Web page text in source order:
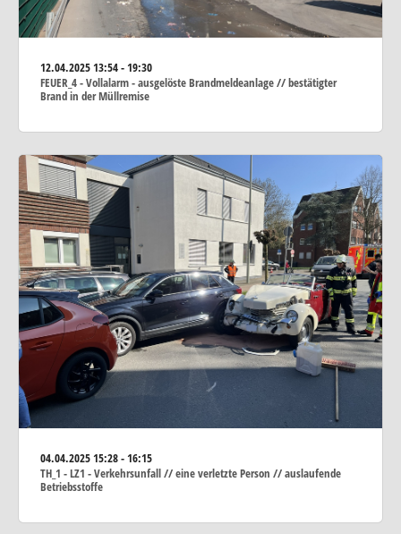
12.04.202513:54 - 19:30
FEUER_4 - Vollalarm - ausgelöste Brandmeldeanlage // bestätigter
Brand in der Müllremise
04.04.202515:28 - 16:15
TH_1 - LZ1 - Verkehrsunfall // eine verletzte Person // auslaufende
Betriebsstoffe